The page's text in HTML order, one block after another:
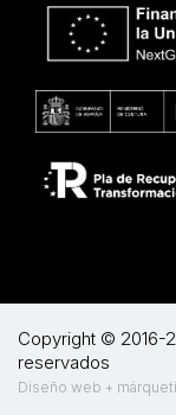
Copyright © 2016-
reservados
Diseño web +